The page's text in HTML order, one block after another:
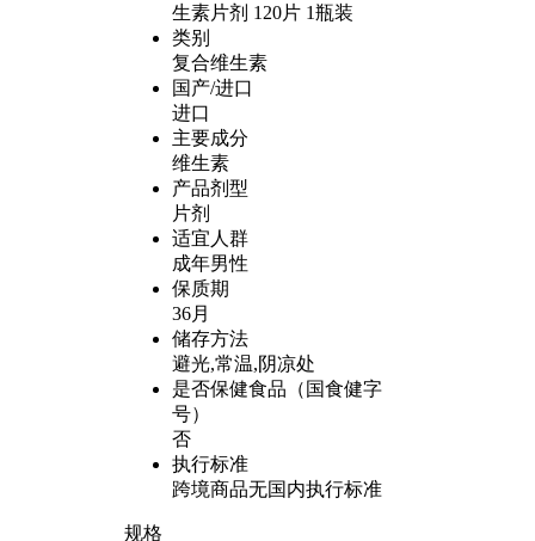
生素片剂 120片 1瓶装
类别
复合维生素
国产/进口
进口
主要成分
维生素
产品剂型
片剂
适宜人群
成年男性
保质期
36月
储存方法
避光,常温,阴凉处
是否保健食品（国食健字
号）
否
执行标准
跨境商品无国内执行标准
规格